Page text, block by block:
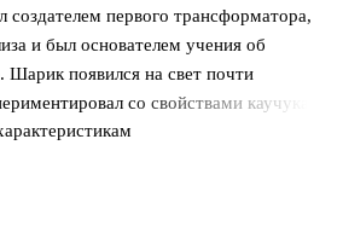
первого трансформатора,
и был основателем учения об
Шарик появился на свет почти
со свойствами каучука и
шары. Они очень понравились
Birthday
(6шт) (15см)
candle_21)